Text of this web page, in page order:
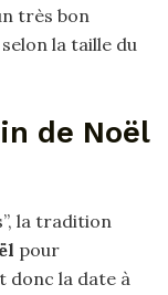
très bon
la taille du
de Noël
la tradition
pour
donc la date à